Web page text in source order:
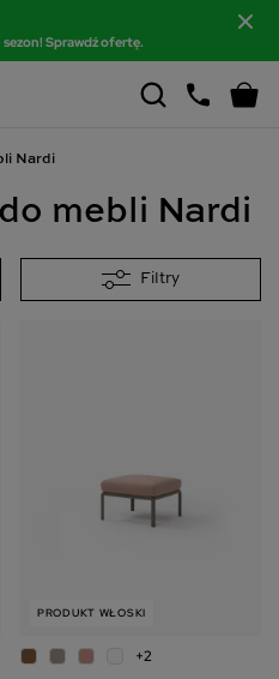
Sprawdź ofertę.
Nardi
mebli Nardi
Filtry
PRODUKT WŁOSKI
+2